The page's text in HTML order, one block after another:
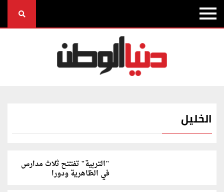
الخليل
"التربية" تفتتح ثلاث مدارس
في الظاهرية ودورا